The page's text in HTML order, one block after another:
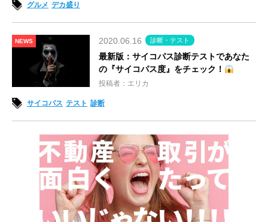
グルメ デカ盛り
NEWS 2020.06.16 診断・テスト
最新版：サイコパス診断テストであなた
の『サイコパス度』をチェック！
投稿者：エリカ
サイコパス テスト 診断